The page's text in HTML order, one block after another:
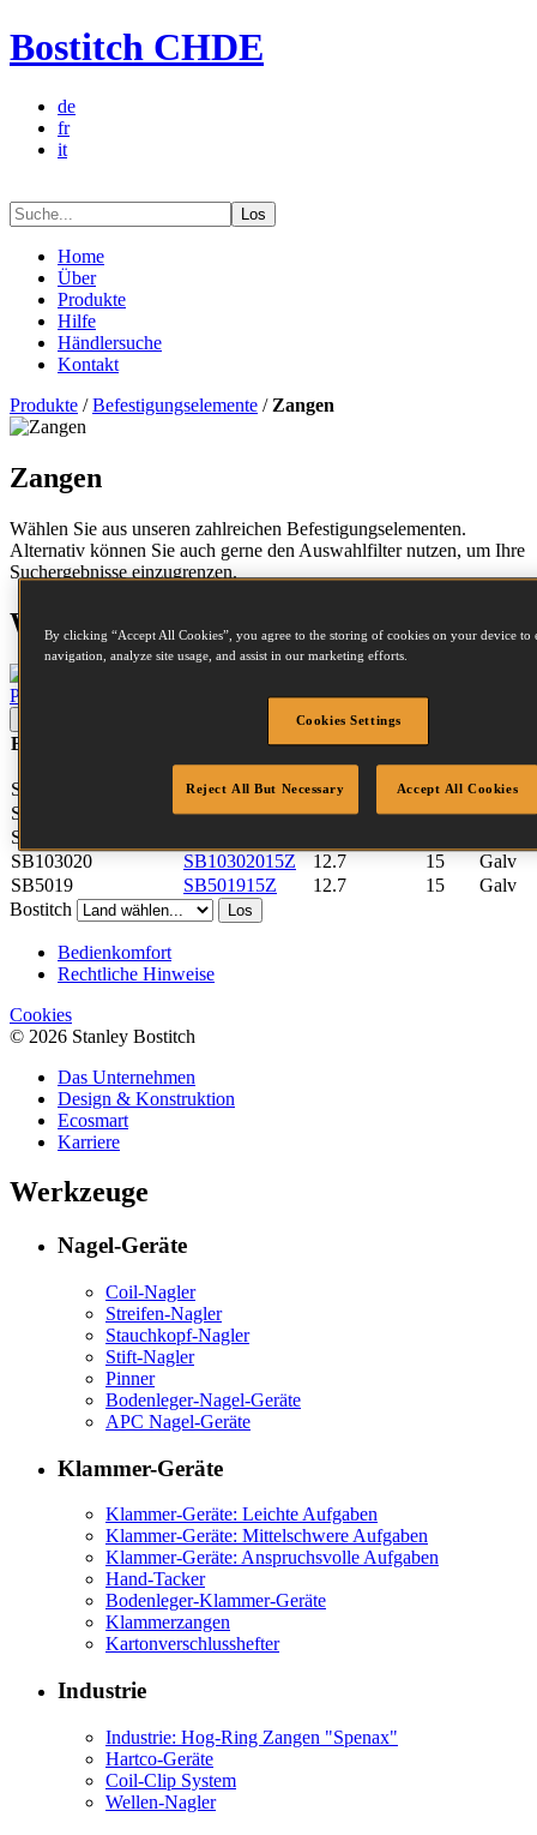
Bostitch CHDE
de
fr
it
Los
Home
Über
Produkte
Hilfe
Händlersuche
Kontakt
Produkte /Befestigungselemente / Zangen
Zangen
Wählen Sie aus unseren zahlreichen Befestigungselementen.
Alternativ können Sie auch gerne den Auswahlfilter nutzen, um Ihre
Suchergebnisse einzugrenzen.
Werkzeugkompatibilität
P51-10B-E
Befestigungselement-
SB103020
SB10302010Z 12.7 10
Galv
SB5019
SB501910Z 12.7 10
Galv
SB103020
SB103020
SB10302015Z 12.7 15
Galv
SB5019
SB501915Z 12.7 15
Galv
Bostitch
Los
Bedienkomfort
Rechtliche Hinweise
Cookies
© 2026 Stanley Bostitch
Das Unternehmen
Design & Konstruktion
Ecosmart
Karriere
Werkzeuge
Nagel-Geräte
Coil-Nagler
Streifen-Nagler
Stauchkopf-Nagler
Stift-Nagler
Pinner
Bodenleger-Nagel-Geräte
APC Nagel-Geräte
Klammer-Geräte
Klammer-Geräte: Leichte Aufgaben
Klammer-Geräte: Mittelschwere Aufgaben
Klammer-Geräte: Anspruchsvolle Aufgaben
Hand-Tacker
Bodenleger-Klammer-Geräte
Klammerzangen
Kartonverschlusshefter
Industrie
Industrie: Hog-Ring Zangen "Spenax"
Hartco-Geräte
Coil-Clip System
Wellen-Nagler
By clicking “Accept All Cookies”, you agree to the storing of cookies on your device to
navigation, analyze site usage, and assist in our marketing efforts.
Cookies Settings
Reject All But Necessary Accept All Cookies